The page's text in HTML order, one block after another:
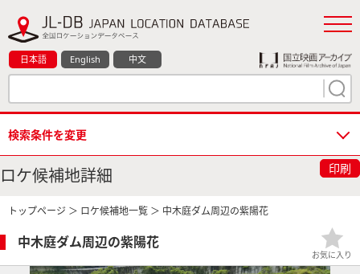
日本語 English 中文
検索条件を変更
ロケ候補地詳細 印刷
トップページ ＞ ロケ候補地一覧 ＞ 中木庭ダム周辺の紫陽花
中木庭ダム周辺の紫陽花
お気に入り